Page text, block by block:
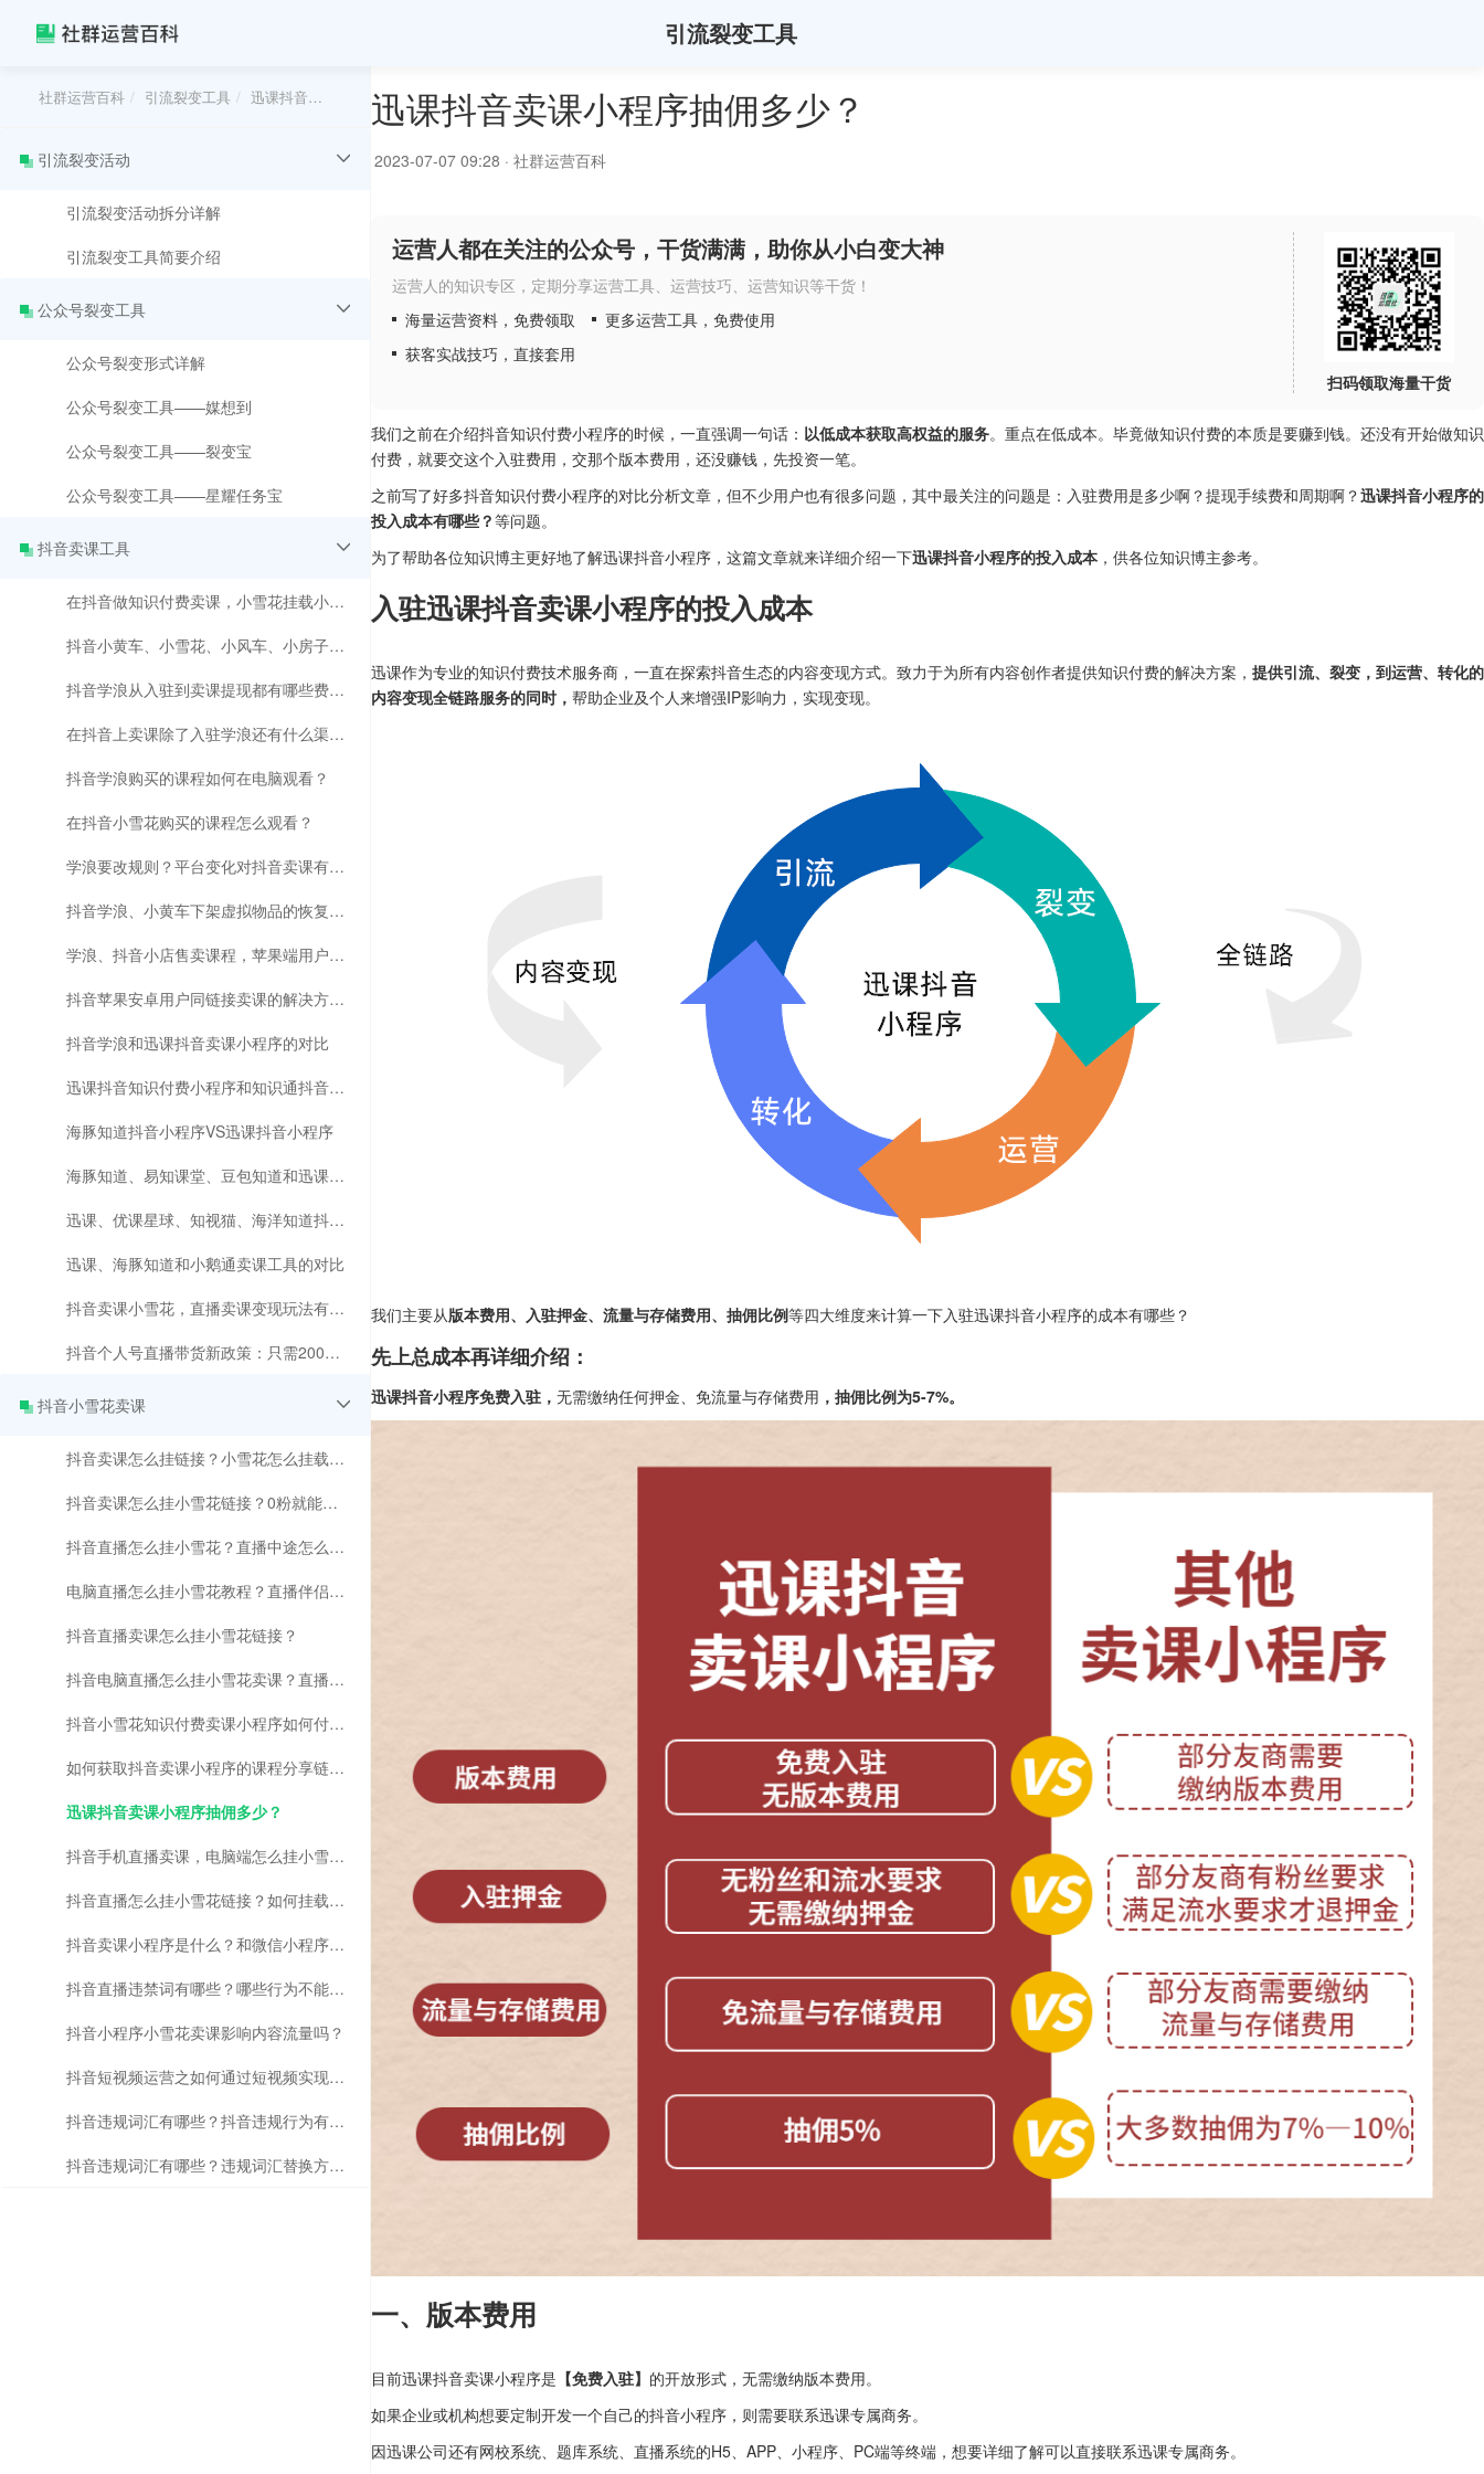
引流裂变工具
社群运营百科 引流裂变工具 迅课抖音卖课小程序抽佣多少？
引流裂变活动
引流裂变活动拆分详解
引流裂变工具简要介绍
公众号裂变工具
公众号裂变形式详解
公众号裂变工具——媒想到
公众号裂变工具——裂变宝
公众号裂变工具——星耀任务宝
抖音卖课工具
在抖音做知识付费卖课，小雪花挂载小程序课程更有优势？
抖音小黄车、小雪花、小风车、小房子到底有啥区别 ？
抖音学浪从入驻到卖课提现都有哪些费用？
在抖音上卖课除了入驻学浪还有什么渠道？
抖音学浪购买的课程如何在电脑观看？
在抖音小雪花购买的课程怎么观看？
学浪要改规则？平台变化对抖音卖课有影响吗？
抖音学浪、小黄车下架虚拟物品的恢复时间和解决方法来了
学浪、抖音小店售卖课程，苹果端用户无法在抖音购课的解决方法来了
抖音苹果安卓用户同链接卖课的解决方法，无需发货！
抖音学浪和迅课抖音卖课小程序的对比
迅课抖音知识付费小程序和知识通抖音小程序的对比
海豚知道抖音小程序VS迅课抖音小程序
海豚知道、易知课堂、豆包知道和迅课学堂等抖音卖课小程序的对比
迅课、优课星球、知视猫、海洋知道抖音知识付费小程序对比分析
迅课、海豚知道和小鹅通卖课工具的对比
抖音卖课小雪花，直播卖课变现玩法有变化
抖音个人号直播带货新政策：只需200有效粉丝，快速成为带货达人！
抖音小雪花卖课
抖音卖课怎么挂链接？小雪花怎么挂载课程？
抖音卖课怎么挂小雪花链接？0粉就能实现短视频挂载！
抖音直播怎么挂小雪花？直播中途怎么挂载小程序卖课呢
电脑直播怎么挂小雪花教程？直播伴侣怎么挂小雪花？
抖音直播卖课怎么挂小雪花链接？
抖音电脑直播怎么挂小雪花卖课？直播伴侣挂小雪花流程
抖音小雪花知识付费卖课小程序如何付费投流卖课？
如何获取抖音卖课小程序的课程分享链接？
迅课抖音卖课小程序抽佣多少？
抖音手机直播卖课，电脑端怎么挂小雪花链接？
抖音直播怎么挂小雪花链接？如何挂载小程序内的多个课程链接？
抖音卖课小程序是什么？和微信小程序知识店铺有什么区别？
抖音直播违禁词有哪些？哪些行为不能做？
抖音小程序小雪花卖课影响内容流量吗？
抖音短视频运营之如何通过短视频实现带课卖课？
抖音违规词汇有哪些？抖音违规行为有哪些？
抖音违规词汇有哪些？违规词汇替换方法是什么？
迅课抖音卖课小程序抽佣多少？
2023-07-07 09:28 · 社群运营百科
运营人都在关注的公众号，干货满满，助你从小白变大神
运营人的知识专区，定期分享运营工具、运营技巧、运营知识等干货！
海量运营资料，免费领取
更多运营工具，免费使用
获客实战技巧，直接套用
扫码领取海量干货
我们之前在介绍抖音知识付费小程序的时候，一直强调一句话： 以低成本获取高权益的服务。重点在低成本。毕竟做知识付费的本质是要赚到钱。还没有开始做知识
付费，就要交这个入驻费用，交那个版本费用，还没赚钱，先投资一笔。
之前写了好多抖音知识付费小程序的对比分析文章，但不少用户也有很多问题，其中最关注的问题是：入驻费用是多少啊？提现手续费和周期啊？迅课抖音小程序的
投入成本有哪些？等问题。
为了帮助各位知识博主更好地了解迅课抖音小程序，这篇文章就来详细介绍一下迅课抖音小程序的投入成本 ，供各位知识博主参考。
入驻迅课抖音卖课小程序的投入成本
迅课作为专业的知识付费技术服务商，一直在探索抖音生态的内容变现方式。致力于为所有内容创作者提供知识付费的解决方案， 提供引流、裂变，到运营、转化的
内容变现全链路服务的同时， 帮助企业及个人来增强IP影响力，实现变现。
我们主要从版本费用、入驻押金、流量与存储费用、抽佣比例等四大维度来计算一下入驻迅课抖音小程序的成本有哪些？
先上总成本再详细介绍：
迅课抖音小程序免费入驻， 无需缴纳任何押金、免流量与存储费用 ，抽佣比例为5-7%。
一、版本费用
目前迅课抖音卖课小程序是 【免费入驻】 的开放形式，无需缴纳版本费用。
如果企业或机构想要定制开发一个自己的抖音小程序，则需要联系迅课专属商务。
因迅课公司还有网校系统、题库系统、直播系统的H5、APP、小程序、PC端等终端，想要详细了解可以直接联系迅课专属商务。